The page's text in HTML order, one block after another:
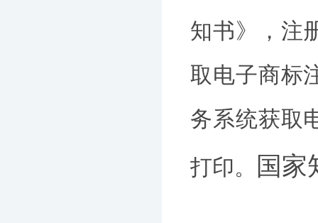
知书》，注
取电子商标
务系统获取
打印。
国家